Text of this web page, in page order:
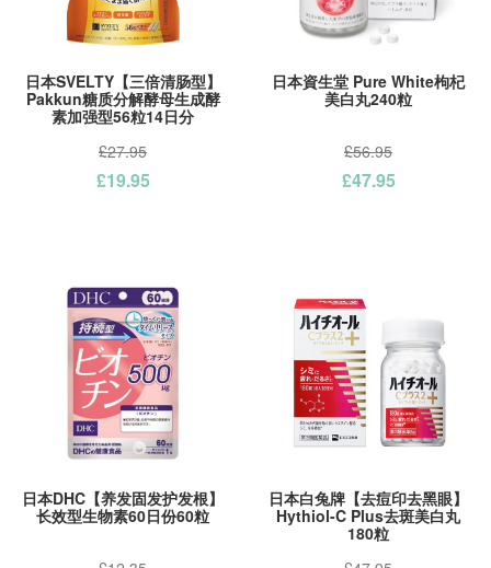
日本SVELTY【三倍清肠型】
Pakkun糖质分解酵母生成酵
素加强型56粒14日分
£27.95
£19.95
日本資生堂 Pure White枸杞
美白丸240粒
£56.95
£47.95
日本DHC【养发固发护发根】
长效型生物素60日份60粒
日本白兔牌【去痘印去黑眼】
Hythiol-C Plus去斑美白丸
180粒